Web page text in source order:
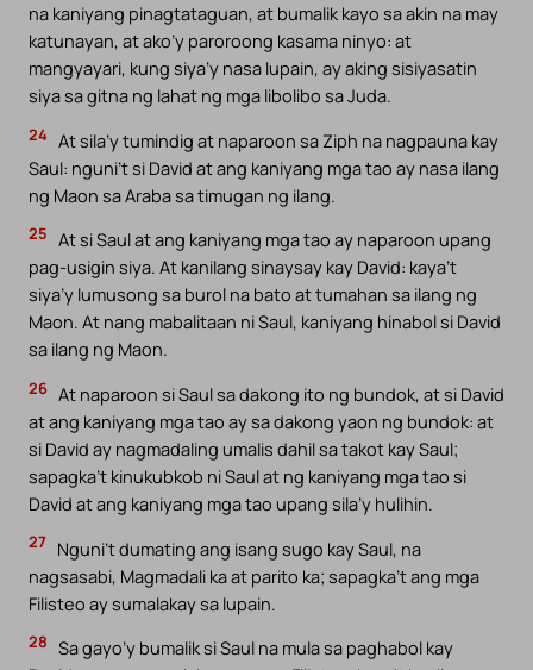
na kaniyang pinagtataguan, at bumalik kayo sa akin na may
katunayan, at ako’y paroroong kasama ninyo: at
mangyayari, kung siya’y nasa lupain, ay aking sisiyasatin
siya sa gitna ng lahat ng mga libolibo sa Juda.
24 At sila’y tumindig at naparoon sa Ziph na nagpauna kay
Saul: nguni’t si David at ang kaniyang mga tao ay nasa ilang
ng Maon sa Araba sa timugan ng ilang.
25 At si Saul at ang kaniyang mga tao ay naparoon upang
pag-usigin siya. At kanilang sinaysay kay David: kaya’t
siya’y lumusong sa burol na bato at tumahan sa ilang ng
Maon. At nang mabalitaan ni Saul, kaniyang hinabol si David
sa ilang ng Maon.
26 At naparoon si Saul sa dakong ito ng bundok, at si David
at ang kaniyang mga tao ay sa dakong yaon ng bundok: at
si David ay nagmadaling umalis dahil sa takot kay Saul;
sapagka’t kinukubkob ni Saul at ng kaniyang mga tao si
David at ang kaniyang mga tao upang sila’y hulihin.
27 Nguni’t dumating ang isang sugo kay Saul, na
nagsasabi, Magmadali ka at parito ka; sapagka’t ang mga
Filisteo ay sumalakay sa lupain.
28 Sa gayo’y bumalik si Saul na mula sa paghabol kay